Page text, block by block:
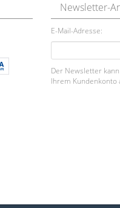
Newsletter-
E-Mail-Adresse:
Der Newsletter
Ihrem